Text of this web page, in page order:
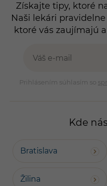
Získajte tipy, ktoré
Naši lekári
ktoré vás zaujímajú
Prihlásením súhlasím so
Kde
Bratislava
Žilina